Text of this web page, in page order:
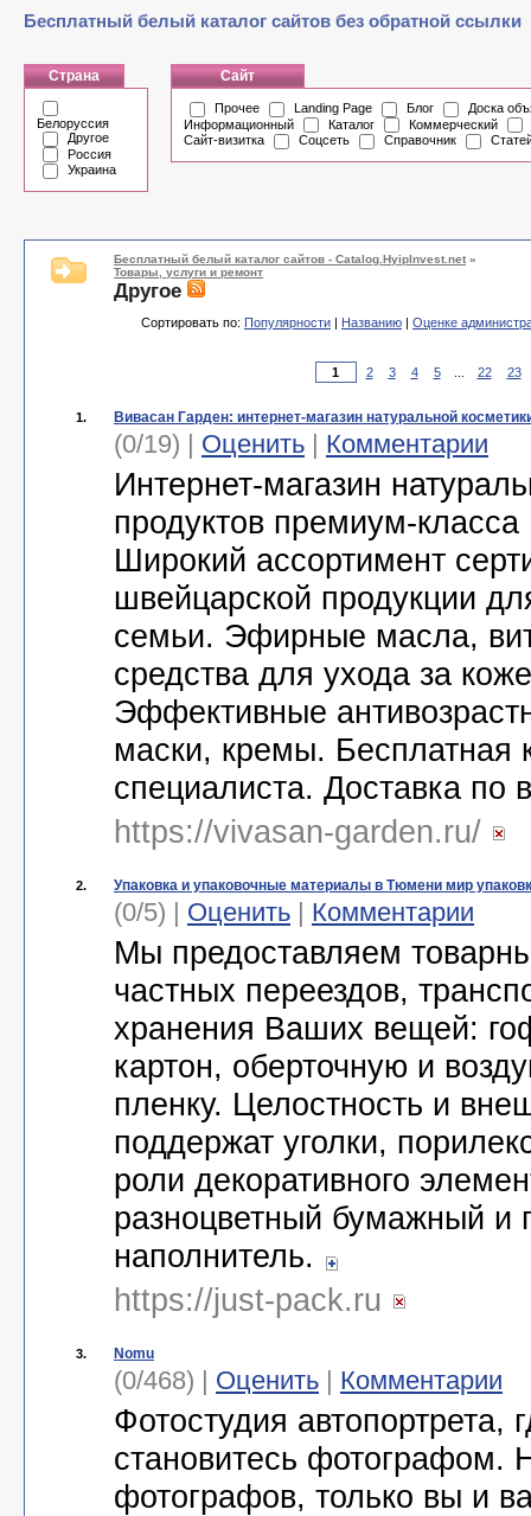
Бесплатный белый каталог сайтов без обратной ссылки
Страна
Белоруссия
Другое
Россия
Украина
Сайт
Прочее Landing Page Блог
Доска
Информационный
Каталог
Коммерческий
Сайт-визитка
Соцсеть Справочник
Бесплатный белый каталог сайтов - Catalog.HyipInvest.net »
Товары, услуги и ремонт
Другое
Сортировать по: Популярности | Названию | Оценке
2 3 4 5 22 23
1. Вивасан Гарден: интернет-магазин натуральной
(0/19) | Оценить | Комментарии
Интернет-магазин
продуктов премиум-
Широкий ассортимент
швейцарской продукции
семьи. Эфирные масла,
средства для ухода за
Эффективные
маски, кремы. Бесплатная
специалиста. Доставка по
https://vivasan-garden.ru/
2. Упаковка и упаковочные материалы в Тюмени мир
(0/5) | Оценить | Комментарии
Мы предоставляем
частных переездов,
хранения Ваших вещей:
картон, оберточную и
пленку. Целостность и
поддержат уголки,
роли декоративного
разноцветный бумажный и
наполнитель.
https://just-pack.ru
3. Nomu
(0/468) | Оценить | Комментарии
Фотостудия автопортрета,
становитесь фотографом.
фотографов, только вы и